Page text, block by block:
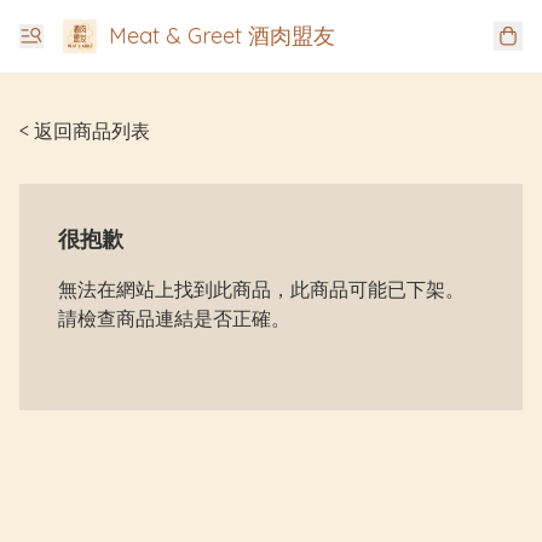
Meat & Greet 酒肉盟友
< 返回商品列表
很抱歉
無法在網站上找到此商品，此商品可能已下架。
請檢查商品連結是否正確。